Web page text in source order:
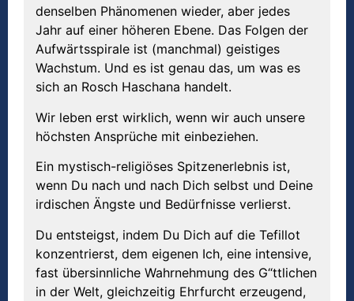
denselben Phänomenen wieder, aber jedes
Jahr auf einer höheren Ebene. Das Folgen der
Aufwärtsspirale ist (manchmal) geistiges
Wachstum. Und es ist genau das, um was es
sich an Rosch Haschana handelt.
Wir leben erst wirklich, wenn wir auch unsere
höchsten Ansprüche mit einbeziehen.
Ein mystisch-religiöses Spitzenerlebnis ist,
wenn Du nach und nach Dich selbst und Deine
irdischen Ängste und Bedürfnisse verlierst.
Du entsteigst, indem Du Dich auf die Tefillot
konzentrierst, dem eigenen Ich, eine intensive,
fast übersinnliche Wahrnehmung des G“ttlichen
in der Welt, gleichzeitig Ehrfurcht erzeugend,